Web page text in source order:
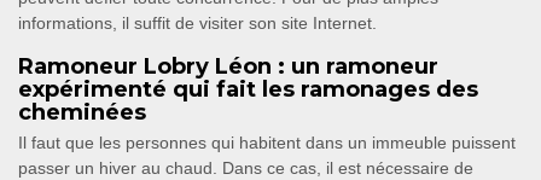
informations, il suffit de visiter son site Internet.
Ramoneur Lobry Léon : un ramoneur
expérimenté qui fait les ramonages des
cheminées
Il faut que les personnes qui habitent dans un immeuble puissent
passer un hiver au chaud. Dans ce cas, il est nécessaire de